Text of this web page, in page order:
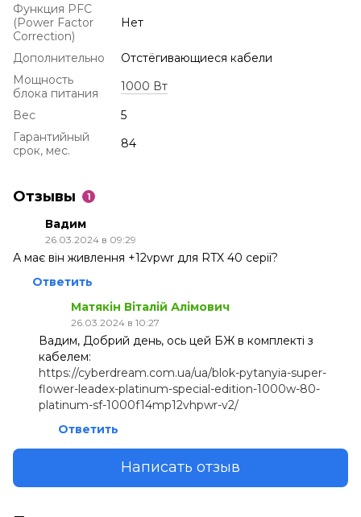
Функция PFC
(Power Factor
Correction)
Нет
Дополнительно
Отстёгивающиеся кабели
Мощность
блока питания
1000 Вт
Вес
5
Гарантийный
срок, мес.
84
Отзывы 1
Вадим
26.03.2024 в 09:29
А має він живлення +12vpwr для RTX 40 серії?
Ответить
Матякін Віталій Алімович
26.03.2024 в 10:27
Вадим, Добрий день, ось цей БЖ в комплекті з
кабелем:
https://cyberdream.com.ua/ua/blok-pytanyia-super-
flower-leadex-platinum-special-edition-1000w-80-
platinum-sf-1000f14mp12vhpwr-v2/
Ответить
Написать отзыв